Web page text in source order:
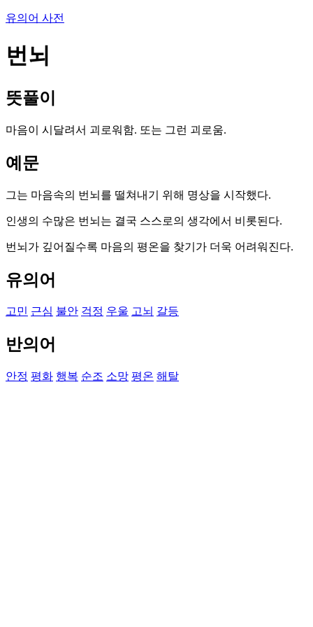
유의어 사전
번뇌
뜻풀이
마음이 시달려서 괴로워함. 또는 그런 괴로움.
예문
그는 마음속의 번뇌를 떨쳐내기 위해 명상을 시작했다.
인생의 수많은 번뇌는 결국 스스로의 생각에서 비롯된다.
번뇌가 깊어질수록 마음의 평온을 찾기가 더욱 어려워진다.
유의어
고민 근심 불안 걱정 우울 고뇌 갈등
반의어
안정 평화 행복 순조 소망 평온 해탈